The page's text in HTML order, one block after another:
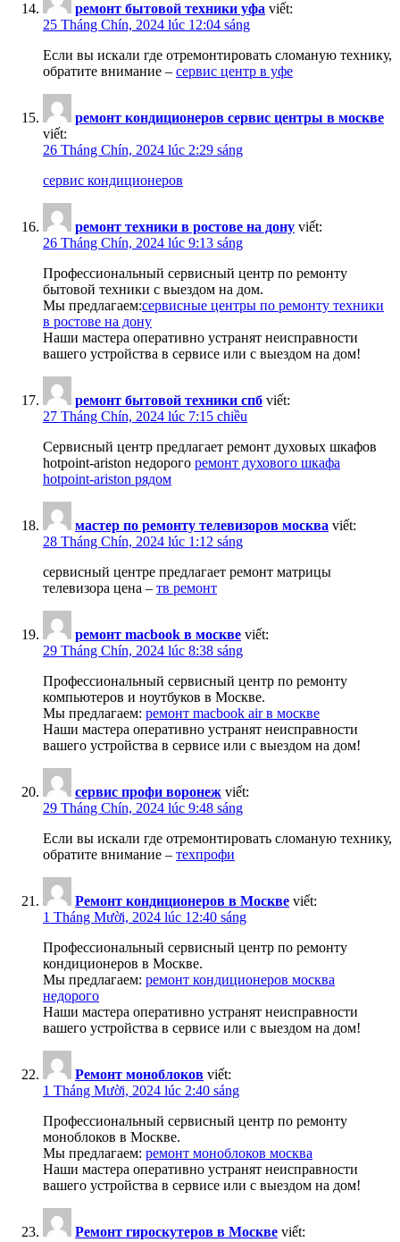
ремонт бытовой техники уфа viết:
25 Tháng Chín, 2024 lúc 12:04 sáng
Если вы искали где отремонтировать сломаную технику,
обратите внимание – сервис центр в уфе
ремонт кондиционеров сервис центры в москве
viết:
26 Tháng Chín, 2024 lúc 2:29 sáng
сервис кондиционеров
ремонт техники в ростове на дону viết:
26 Tháng Chín, 2024 lúc 9:13 sáng
Профессиональный сервисный центр по ремонту
бытовой техники с выездом на дом.
Мы предлагаем:сервисные центры по ремонту техники
в ростове на дону
Наши мастера оперативно устранят неисправности
вашего устройства в сервисе или с выездом на дом!
ремонт бытовой техники спб viết:
27 Tháng Chín, 2024 lúc 7:15 chiều
Сервисный центр предлагает ремонт духовых шкафов
hotpoint-ariston недорого ремонт духового шкафа
hotpoint-ariston рядом
мастер по ремонту телевизоров москва viết:
28 Tháng Chín, 2024 lúc 1:12 sáng
сервисный центре предлагает ремонт матрицы
телевизора цена – тв ремонт
ремонт macbook в москве viết:
29 Tháng Chín, 2024 lúc 8:38 sáng
Профессиональный сервисный центр по ремонту
компьютеров и ноутбуков в Москве.
Мы предлагаем: ремонт macbook air в москве
Наши мастера оперативно устранят неисправности
вашего устройства в сервисе или с выездом на дом!
сервис профи воронеж viết:
29 Tháng Chín, 2024 lúc 9:48 sáng
Если вы искали где отремонтировать сломаную технику,
обратите внимание – техпрофи
Ремонт кондиционеров в Москве viết:
1 Tháng Mười, 2024 lúc 12:40 sáng
Профессиональный сервисный центр по ремонту
кондиционеров в Москве.
Мы предлагаем: ремонт кондиционеров москва
недорого
Наши мастера оперативно устранят неисправности
вашего устройства в сервисе или с выездом на дом!
Ремонт моноблоков viết:
1 Tháng Mười, 2024 lúc 2:40 sáng
Профессиональный сервисный центр по ремонту
моноблоков в Москве.
Мы предлагаем: ремонт моноблоков москва
Наши мастера оперативно устранят неисправности
вашего устройства в сервисе или с выездом на дом!
Ремонт гироскутеров в Москве viết: